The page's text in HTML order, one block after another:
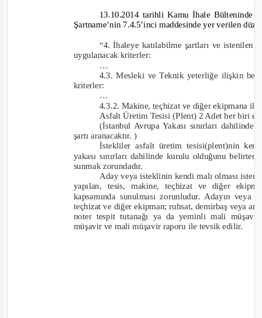
13.10.2014 tarihli Kamu İhale Bülteninde
Şartname’nin 7.4.5’inci maddesinde yer verilen
“4. İhaleye katılabilme şartları ve
uygulanacak kriterler:
4.3. Mesleki ve Teknik yeterliğe ilişkin
kriterler:
…
4.3.2. Makine, teçhizat ve diğer ekipmana
Asfalt Üretim Tesisi (Plent) 2 Adet her biri
(İstanbul Avrupa Yakası sınırları
şartı aranacaktır. )
İstekliler asfalt üretim tesisi(plent)nin
yakası sınırları dahilinde kurulu olduğunu belirten
sunmak zorundadır.
Aday veya isteklinin kendi malı olması
yapılan, tesis, makine, teçhizat ve diğer
kapsamında sunulması zorunludur. Adayın
teçhizat ve diğer ekipman; ruhsat, demirbaş veya
noter tespit tutanağı ya da yeminli mali
müşavir ve mali müşavir raporu ile tevsik edilir.